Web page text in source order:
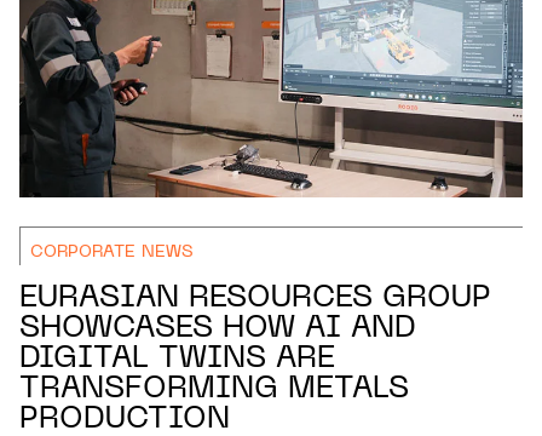
CORPORATE NEWS
EURASIAN RESOURCES GROUP
SHOWCASES HOW AI AND
DIGITAL TWINS ARE
TRANSFORMING METALS
PRODUCTION